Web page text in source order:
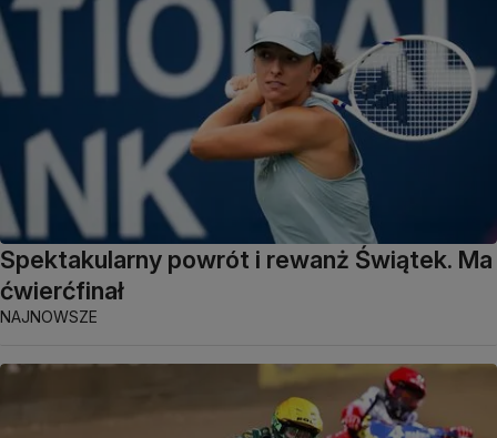
Spektakularny powrót i rewanż Świątek. Ma
ćwierćfinał
NAJNOWSZE